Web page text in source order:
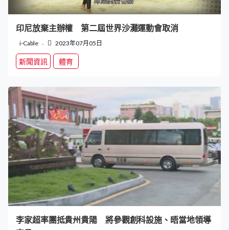
印尼放棄主辦權 第二屆世界沙灘運動會取消
i-Cable 2023年07月05日
新聞資訊 體育
李家超率團抵貴州貴陽 將參觀創科設施、晤當地領導